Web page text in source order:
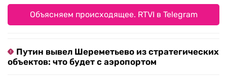
Объясняем происходящее. RTVI в Telegram
Путин вывел Шереметьево из стратегических
объектов: что будет с аэропортом